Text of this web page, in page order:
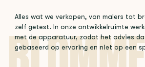
Alles wat we verkopen, van malers tot
zelf getest. In onze ontwikkelruimte
met de apparatuur, zodat het advies
gebaseerd op ervaring en niet op een